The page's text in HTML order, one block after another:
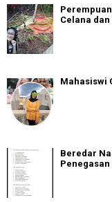
Celana
Mahasiswi
Beredar